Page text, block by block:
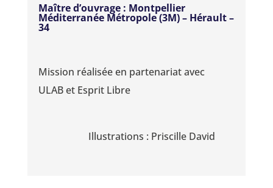
Maître d’ouvrage: Montpellier
Méditerranée Métropole (3M) – Hérault –
34
Mission réalisée en partenariat avec
ULAB et Esprit Libre
Illustrations : Priscille David